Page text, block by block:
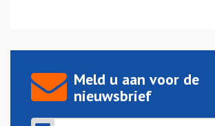
Meld u aan voor de
nieuwsbrief